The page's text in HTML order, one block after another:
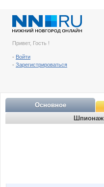
Привет, Гость !
- Войти
- Зарегистрироваться
Основное
Шпионаж